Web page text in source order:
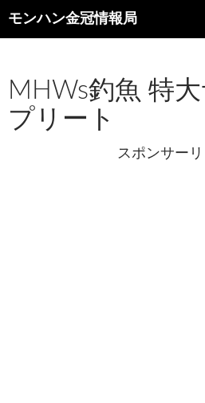
モンハン金冠情報局
ン
ツ
へ
ス
MHWs釣魚 特
プリート
スポンサーリ